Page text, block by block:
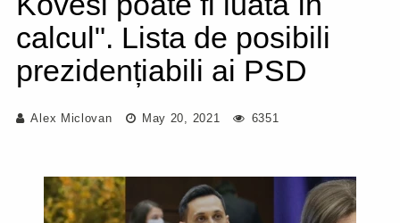
calcul". Lista de posibili
prezidențiabili ai PSD
Alex Miclovan May 20, 2021 6351